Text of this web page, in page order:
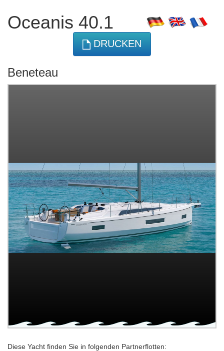
Oceanis 40.1
DRUCKEN
Beneteau
Diese Yacht finden Sie in folgenden Partnerflotten: